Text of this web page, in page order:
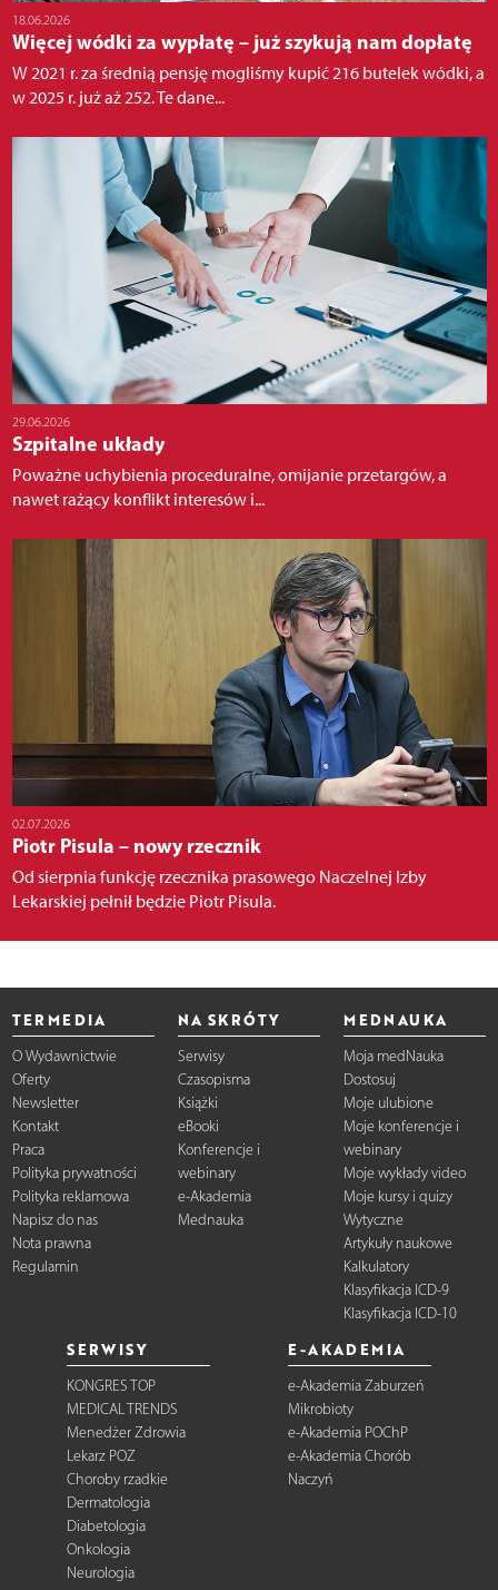
18.06.2026
Więcej wódki za wypłatę – już szykują nam dopłatę
W 2021 r. za średnią pensję mogliśmy kupić 216 butelek wódki, a
w 2025 r. już aż 252. Te dane...
29.06.2026
Szpitalne układy
Poważne uchybienia proceduralne, omijanie przetargów, a
nawet rażący konflikt interesów i...
02.07.2026
Piotr Pisula – nowy rzecznik
Od sierpnia funkcję rzecznika prasowego Naczelnej Izby
Lekarskiej pełnił będzie Piotr Pisula.
TERMEDIA
O Wydawnictwie
Oferty
Newsletter
Kontakt
Praca
Polityka prywatności
Polityka reklamowa
Napisz do nas
Nota prawna
Regulamin
NA SKRÓTY
Serwisy
Czasopisma
Książki
eBooki
Konferencje i
webinary
e-Akademia
Mednauka
MEDNAUKA
Moja medNauka
Dostosuj
Moje ulubione
Moje konferencje i
webinary
Moje wykłady video
Moje kursy i quizy
Wytyczne
Artykuły naukowe
Kalkulatory
Klasyfikacja ICD-9
Klasyfikacja ICD-10
SERWISY
KONGRES TOP
MEDICAL TRENDS
Menedżer Zdrowia
Lekarz POZ
Choroby rzadkie
Dermatologia
Diabetologia
Onkologia
Neurologia
E-AKADEMIA
e-Akademia Zaburzeń
Mikrobioty
e-Akademia POChP
e-Akademia Chorób
Naczyń